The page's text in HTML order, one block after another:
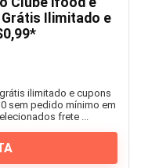
Ilimitado e
ilimitado e cupons
sem pedido mínimo em
frete ...